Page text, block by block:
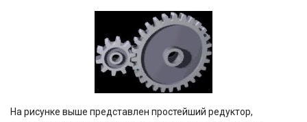
На рисунке выше представлен простейший редуктор,